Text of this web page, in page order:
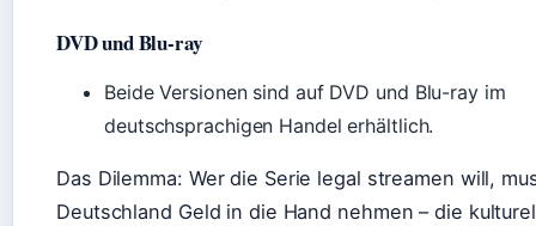
DVD und Blu-ray
Beide Versionen sind auf DVD und Blu-ray im
deutschsprachigen Handel erhältlich.
Das Dilemma: Wer die Serie legal streamen will,
Deutschland Geld in die Hand nehmen – die